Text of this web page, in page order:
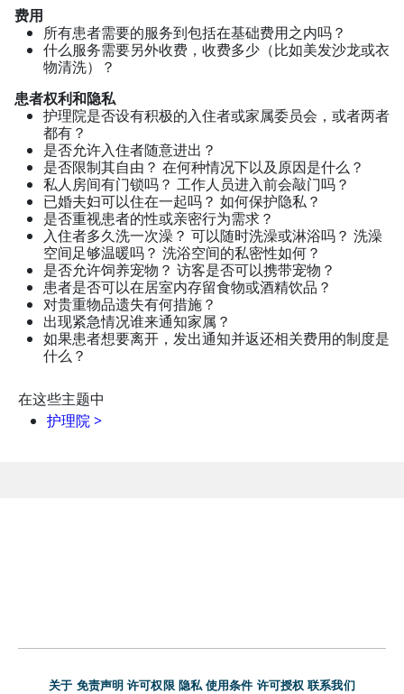
费用
所有患者需要的服务到包括在基础费用之内吗？
什么服务需要另外收费，收费多少（比如美发沙龙或衣
物清洗）？
患者权利和隐私
护理院是否设有积极的入住者或家属委员会，或者两者
都有？
是否允许入住者随意进出？
是否限制其自由？ 在何种情况下以及原因是什么？
私人房间有门锁吗？ 工作人员进入前会敲门吗？
已婚夫妇可以住在一起吗？ 如何保护隐私？
是否重视患者的性或亲密行为需求？
入住者多久洗一次澡？ 可以随时洗澡或淋浴吗？ 洗澡
空间足够温暖吗？ 洗浴空间的私密性如何？
是否允许饲养宠物？ 访客是否可以携带宠物？
患者是否可以在居室内存留食物或酒精饮品？
对贵重物品遗失有何措施？
出现紧急情况谁来通知家属？
如果患者想要离开，发出通知并返还相关费用的制度是
什么？
在这些主题中
护理院>
关于 免责声明 许可权限 隐私 使用条件 许可授权 联系我们